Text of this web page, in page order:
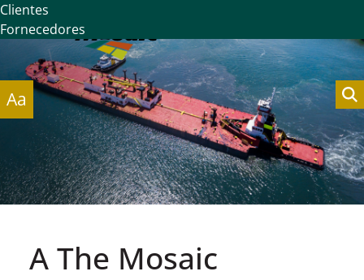
Clientes
Fornecedores
Aa
A The Mosaic